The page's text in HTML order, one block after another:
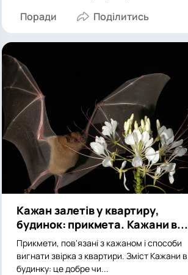
Поради
Кажан залетів у квартиру,
будинок: прикмета. Кажани в...
Прикмети, пов'язані з кажаном і способи
вигнати звірка з квартири. Зміст Кажани в
будинку: це добре чи...